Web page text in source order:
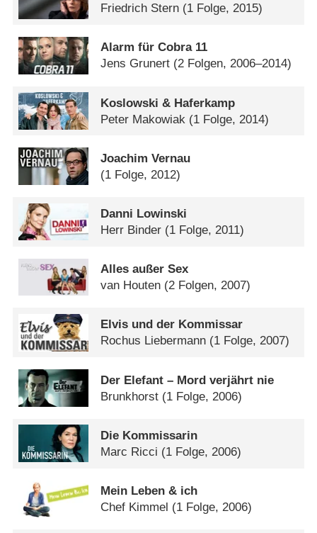
Friedrich Stern (1 Folge, 2015)
Alarm für Cobra 11
Jens Grunert (2 Folgen, 2006–2014)
Koslowski & Haferkamp
Peter Makowiak (1 Folge, 2014)
Joachim Vernau
(1 Folge, 2012)
Danni Lowinski
Herr Binder (1 Folge, 2011)
Alles außer Sex
van Houten (2 Folgen, 2007)
Elvis und der Kommissar
Rochus Liebermann (1 Folge, 2007)
Der Elefant – Mord verjährt nie
Brunkhorst (1 Folge, 2006)
Die Kommissarin
Marc Ricci (1 Folge, 2006)
Mein Leben & ich
Chef Kimmel (1 Folge, 2006)